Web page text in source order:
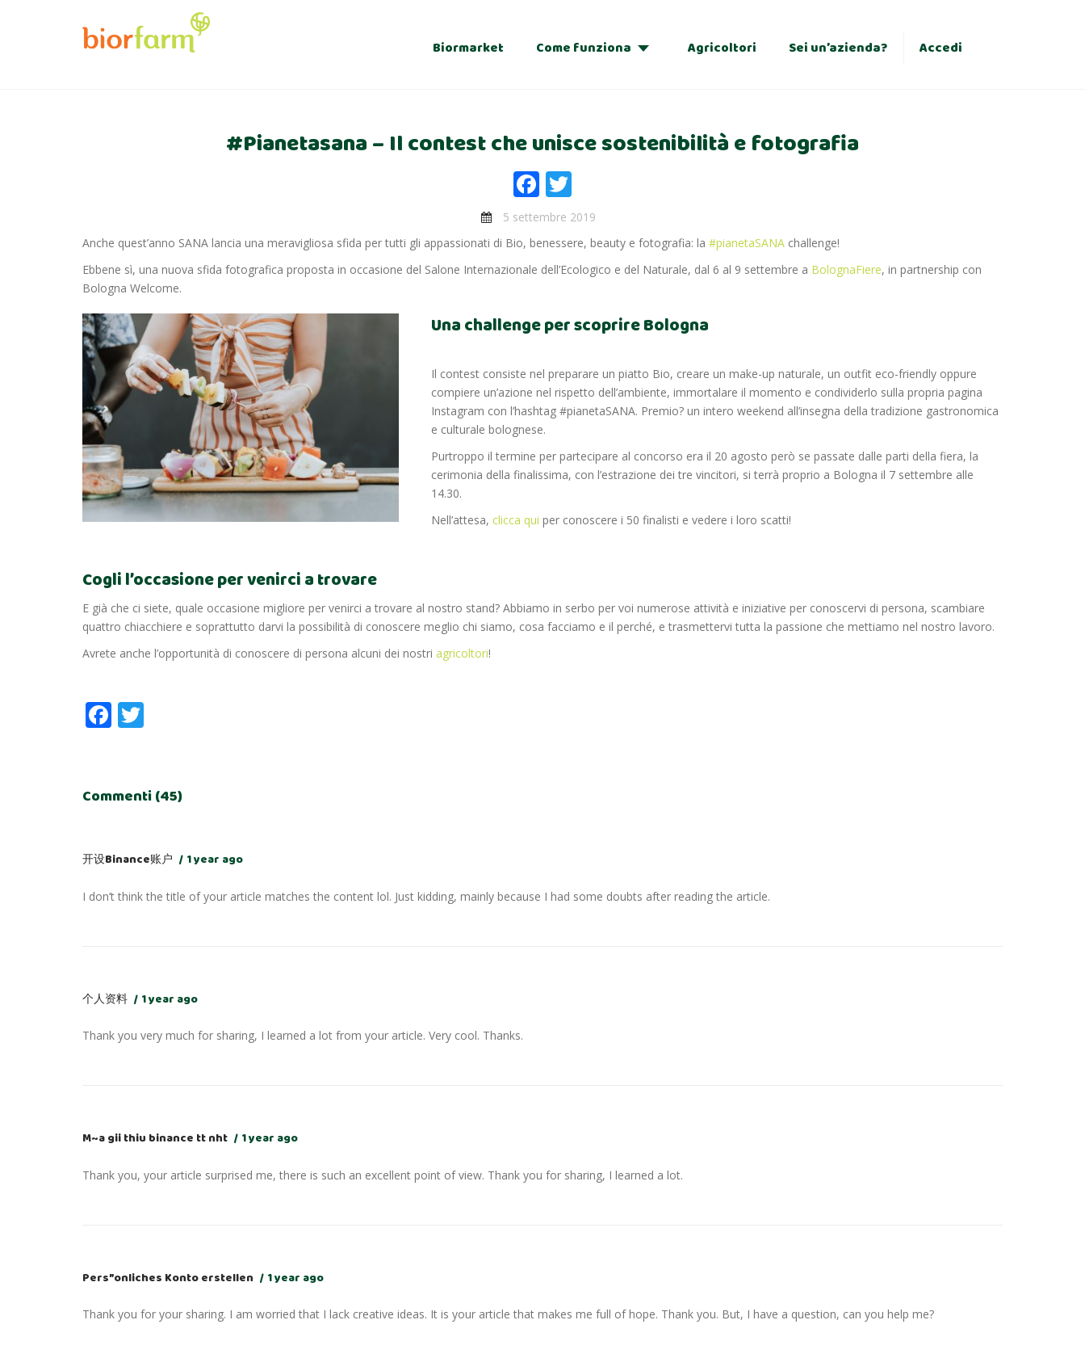
Biormarket Come funziona
Regalo
Agricoltori Sei un’azienda? Accedi
#Pianetasana – Il contest che unisce sostenibilità e fotografia
Facebook
5 settembre 2019
Anche quest’anno SANA lancia una meravigliosa sfida per tutti gli appassionati di Bio, benessere, beauty e fotografia: la #pianetaSANA challenge!
Ebbene sì, una nuova sfida fotografica proposta in occasione del Salone Internazionale dell’Ecologico e del Naturale, dal 6 al 9 settembre a BolognaFiere, in partnership con
Bologna Welcome.
Una challenge per scoprire Bologna
Il contest consiste nel preparare un piatto Bio, creare un make-up naturale, un outfit eco-friendly oppure
compiere un’azione nel rispetto dell’ambiente, immortalare il momento e condividerlo sulla propria pagina
Instagram con l’hashtag #pianetaSANA. Premio? un intero weekend all’insegna della tradizione gastronomica
e culturale bolognese.
Purtroppo il termine per partecipare al concorso era il 20 agosto però se passate dalle parti della fiera, la
cerimonia della finalissima, con l’estrazione dei tre vincitori, si terrà proprio a Bologna il 7 settembre alle
14.30.
Nell’attesa, clicca qui per conoscere i 50 finalisti e vedere i loro scatti!
Cogli l’occasione per venirci a trovare
E già che ci siete, quale occasione migliore per venirci a trovare al nostro stand? Abbiamo in serbo per voi numerose attività e iniziative per conoscervi di persona, scambiare
quattro chiacchiere e soprattutto darvi la possibilità di conoscere meglio chi siamo, cosa facciamo e il perché, e trasmettervi tutta la passione che mettiamo nel nostro lavoro.
Avrete anche l’opportunità di conoscere di persona alcuni dei nostri agricoltori!
Facebook
Commenti (45)
开设Binance账户 1 year ago
I don’t think the title of your article matches the content lol. Just kidding, mainly because I had some doubts after reading the article.
个人资料 1 year ago
Thank you very much for sharing, I learned a lot from your article. Very cool. Thanks.
M~a gii thiu binance tt nht 1 year ago
Thank you, your article surprised me, there is such an excellent point of view. Thank you for sharing, I learned a lot.
Pers”onliches Konto erstellen 1 year ago
Thank you for your sharing. I am worried that I lack creative ideas. It is your article that makes me full of hope. Thank you. But, I have a question, can you help me?